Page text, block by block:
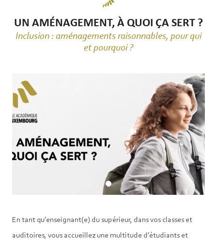
UN AMÉNAGEMENT, À QUOI ÇA SERT ?
Inclusion : aménagements raisonnables, pour qui
et pourquoi ?
En tant qu’enseignant(e) du supérieur, dans vos classes et
auditoires, vous accueillez une multitude d’étudiants et